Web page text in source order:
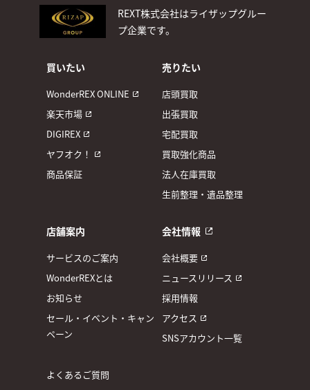
REXT株式会社はライザップグルー
プ企業です。
買いたい
WonderREX ONLINE
楽天市場
DIGIREX
ヤフオク！
商品保証
売りたい
店頭買取
出張買取
宅配買取
買取強化商品
法人在庫買取
生前整理・遺品整理
店舗案内
サービスのご案内
WonderREXとは
お知らせ
セール・イベント・キャン
ペーン
会社情報
会社概要
ニュースリリース
採用情報
アクセス
SNSアカウント一覧
よくあるご質問